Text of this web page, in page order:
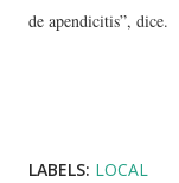
de apen­dicitis”, dice.
LABELS: LOCAL